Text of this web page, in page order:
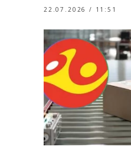
22.07.2026 / 11:51